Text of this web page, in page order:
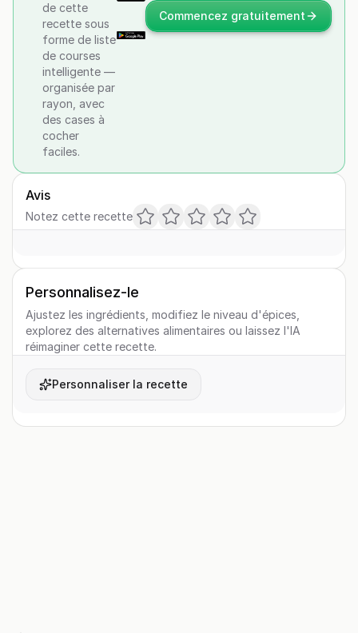
de cette
recette sous
forme de liste
de courses
intelligente —
organisée par
rayon, avec
des cases à
cocher
faciles.
Commencez gratuitement
Avis
Notez cette recette
Personnalisez-le
Ajustez les ingrédients, modifiez le niveau d'épices,
explorez des alternatives alimentaires ou laissez l'IA
réimaginer cette recette.
Personnaliser la recette